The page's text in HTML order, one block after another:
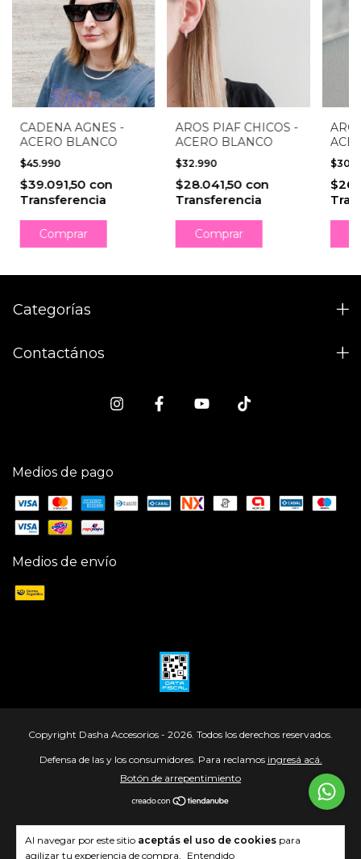
Al navegar por este sitio aceptás el uso de cookies para
agilizar tu experiencia de compra. Entendido
CADENA AGNES -
ACERO BLANCO
$45.990
$39.091,50 con
Transferencia
Comprar
AROS PIAF CHICOS -
ACERO BLANCO
$32.990
$28.041,50 con
Transferencia
Categorías
Contactános
Medios de pago
Medios de envío
Copyright Dasha Accesorios - 2026. Todos los derechos reservados.
Defensa de las y los consumidores. Para reclamos ingresá acá.
Botón de arrepentimiento